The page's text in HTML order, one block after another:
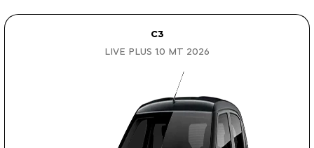
C3
LIVE PLUS 1.0 MT 2026